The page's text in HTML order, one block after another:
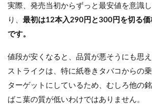
実際、発売当初からずっと最安値を意識
り、 最初は12本入290円と300円を切る
です。
値段が安くなると、品質が悪そうにも思
ストライクは、特に紙巻きタバコからの
ターゲットにしているため、むしろ他の
ばこ葉の質が低いわけではありません。